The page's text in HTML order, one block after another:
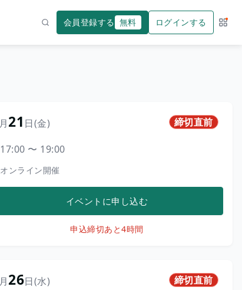
会員登録する 無料 ログインする サー
月21 日(金) 締切直前
17:00 〜 19:00
オンライン開催
イベントに申し込む
申込締切あと4時間
月26日(水) 締切直前